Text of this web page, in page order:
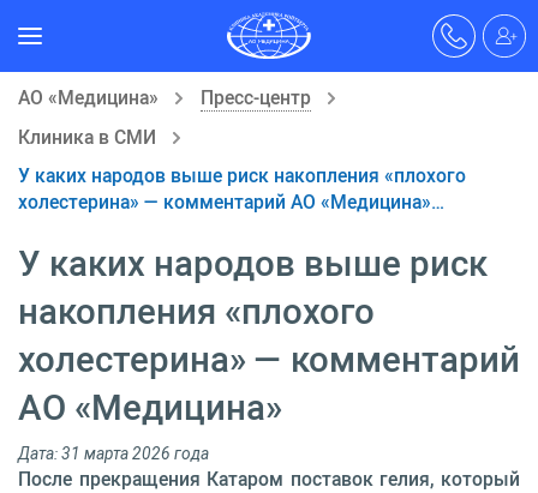
АО «Медицина»
Пресс-центр
Клиника в СМИ
У каких народов выше риск накопления «плохого
холестерина» — комментарий АО «Медицина»…
У каких народов выше риск
накопления «плохого
холестерина» — комментарий
АО «Медицина»
Дата: 31 марта 2026 года
После прекращения Катаром поставок гелия, который